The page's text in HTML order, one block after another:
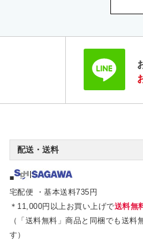
配送・送料
■
宅配便 ・基本送料735円
＊11,000円以上お買い上げで送料無
（「送料無料」商品と同梱でも送料
す）